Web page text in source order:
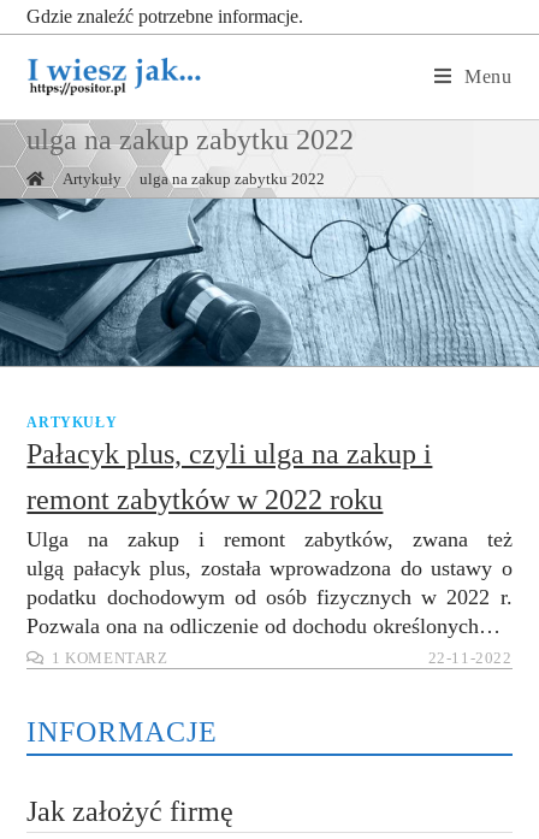
Gdzie znaleźć potrzebne informacje.
Menu
ulga na zakup zabytku 2022
| Artykuły | ulga na zakup zabytku 2022
ARTYKUŁY
Pałacyk plus, czyli ulga na zakup i
remont zabytków w 2022 roku
Ulga na zakup i remont zabytków, zwana też
ulgą pałacyk plus, została wprowadzona do ustawy o
podatku dochodowym od osób fizycznych w 2022 r.
Pozwala ona na odliczenie od dochodu określonych…
1 KOMENTARZ 22-11-2022
INFORMACJE
Jak założyć firmę